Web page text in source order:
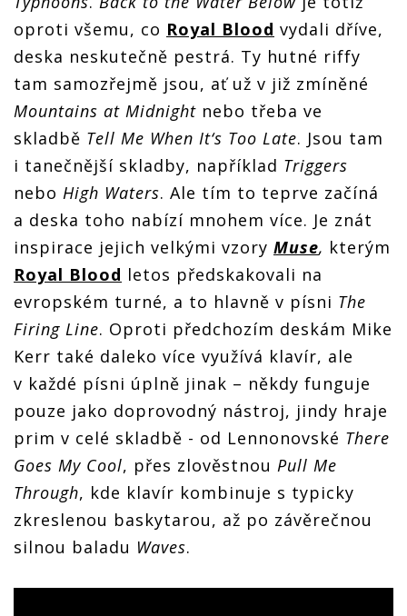
oproti všemu, co Royal Blood vydali dříve,
deska neskutečně pestrá. Ty hutné riffy
tam samozřejmě jsou, ať už v již zmíněné
Mountains at Midnight nebo třeba ve
skladbě Tell Me When It‘s Too Late. Jsou tam
i tanečnější skladby, například Triggers
nebo High Waters. Ale tím to teprve začíná
a deska toho nabízí mnohem více. Je znát
inspirace jejich velkými vzory Muse, kterým
Royal Blood letos předskakovali na
evropském turné, a to hlavně v písni The
Firing Line. Oproti předchozím deskám Mike
Kerr také daleko více využívá klavír, ale
v každé písni úplně jinak – někdy funguje
pouze jako doprovodný nástroj, jindy hraje
prim v celé skladbě - od Lennonovské There
Goes My Cool, přes zlověstnou Pull Me
Through, kde klavír kombinuje s typicky
zkreslenou baskytarou, až po závěrečnou
silnou baladu Waves.